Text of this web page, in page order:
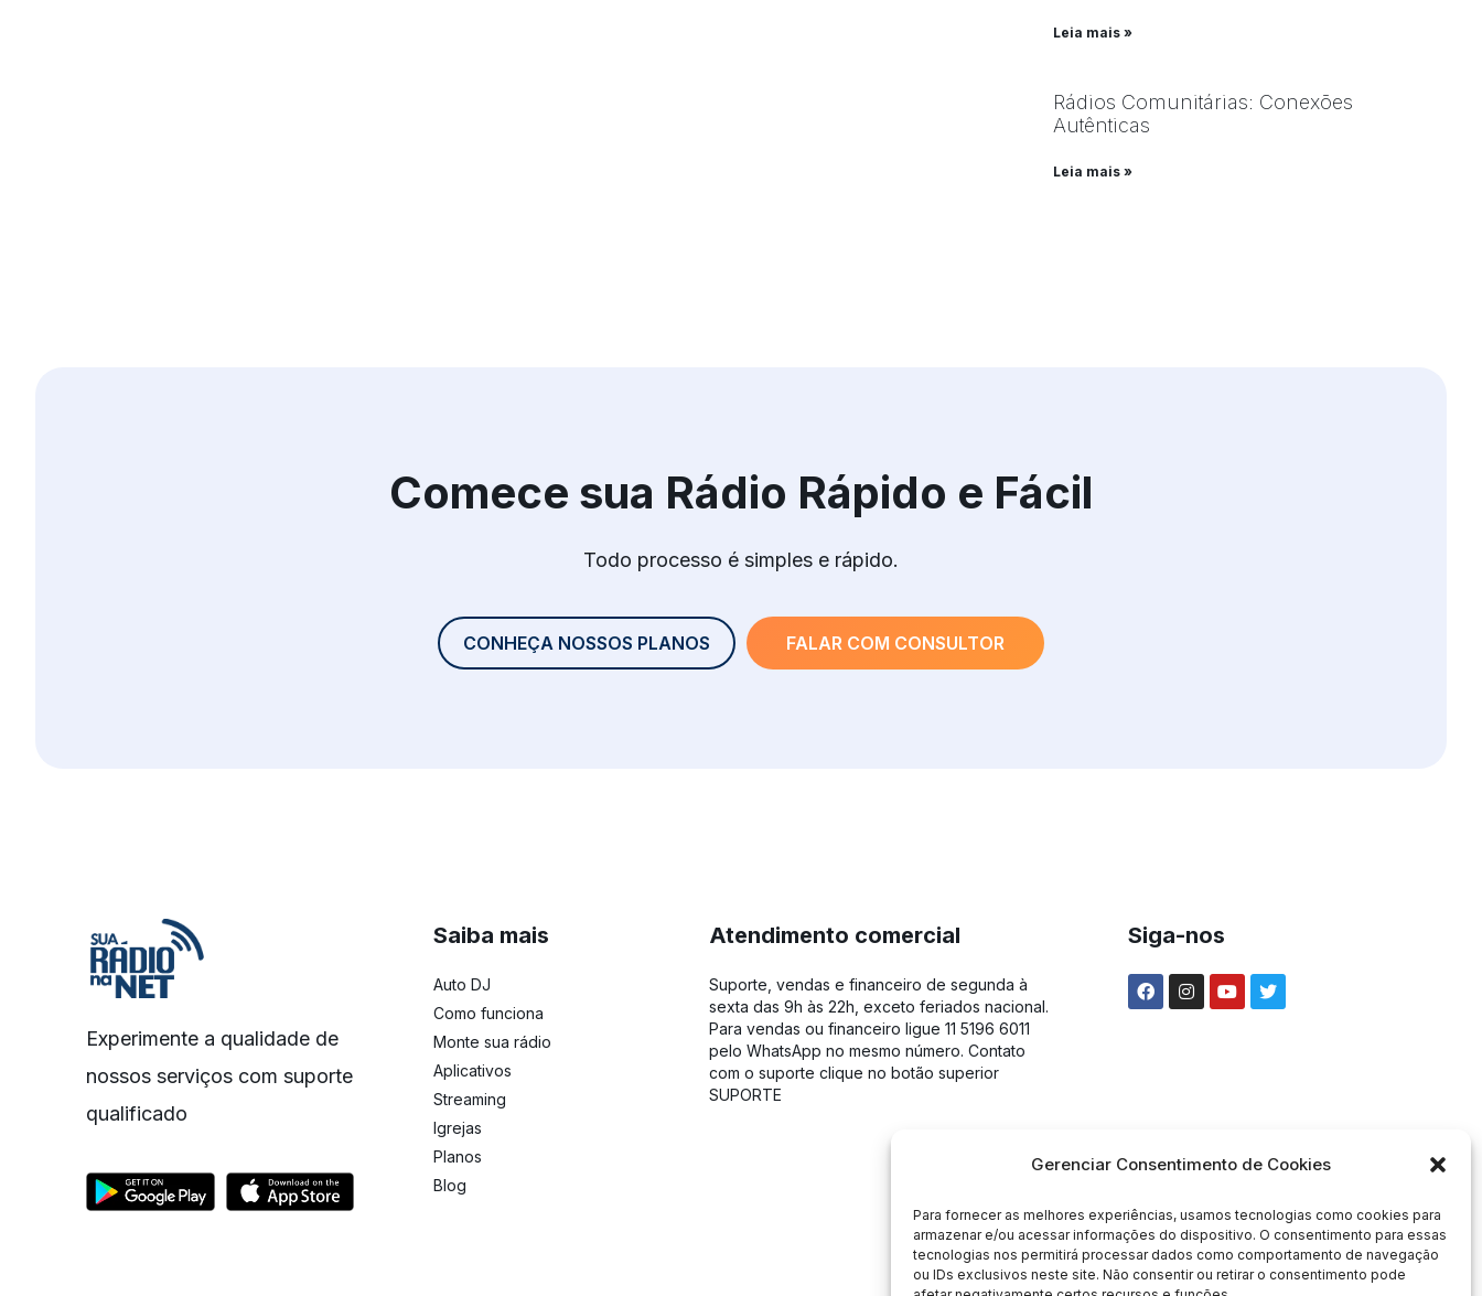
Gerenciar Consentimento de Cookies
Para fornecer as melhores experiências, usamos tecnologias como cookies para
armazenar e/ou acessar informações do dispositivo. O consentimento para essas
tecnologias nos permitirá processar dados como comportamento de navegação
ou IDs exclusivos neste site. Não consentir ou retirar o consentimento pode
Leia mais »
Rádios Comunitárias: Conexões
Autênticas
Leia mais »
Comece sua Rádio Rápido e Fácil
Todo processo é simples e rápido.
CONHEÇA NOSSOS PLANOS FALAR COM CONSULTOR
Experimente a qualidade de
nossos serviços com suporte
qualificado
Saiba mais
Auto DJ
Como funciona
Monte sua rádio
Aplicativos
Streaming
Igrejas
Planos
Blog
Atendimento comercial
Suporte, vendas e financeiro de segunda à
sexta das 9h às 22h, exceto feriados nacional.
Para vendas ou financeiro ligue 11 5196 6011
pelo WhatsApp no mesmo número. Contato
com o suporte clique no botão superior
SUPORTE
Siga-nos